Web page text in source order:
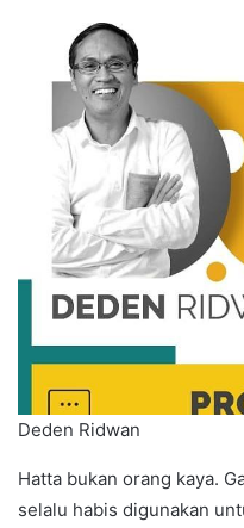
Deden Ridwan
Hatta bukan orang kaya.
selalu habis digunakan